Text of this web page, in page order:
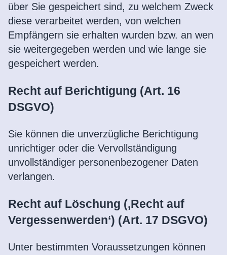
über Sie gespeichert sind, zu welchem Zweck
diese verarbeitet werden, von welchen
Empfängern sie erhalten wurden bzw. an wen
sie weitergegeben werden und wie lange sie
gespeichert werden.
Recht auf Berichtigung (Art. 16
DSGVO)
Sie können die unverzügliche Berichtigung
unrichtiger oder die Vervollständigung
unvollständiger personenbezogener Daten
verlangen.
Recht auf Löschung (‚Recht auf
Vergessenwerden‘) (Art. 17 DSGVO)
Unter bestimmten Voraussetzungen können